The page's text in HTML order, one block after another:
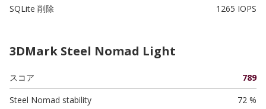
SQLite 削除
1265 IOPS
3DMark Steel Nomad Light
スコア
789
Steel Nomad stability
72 %